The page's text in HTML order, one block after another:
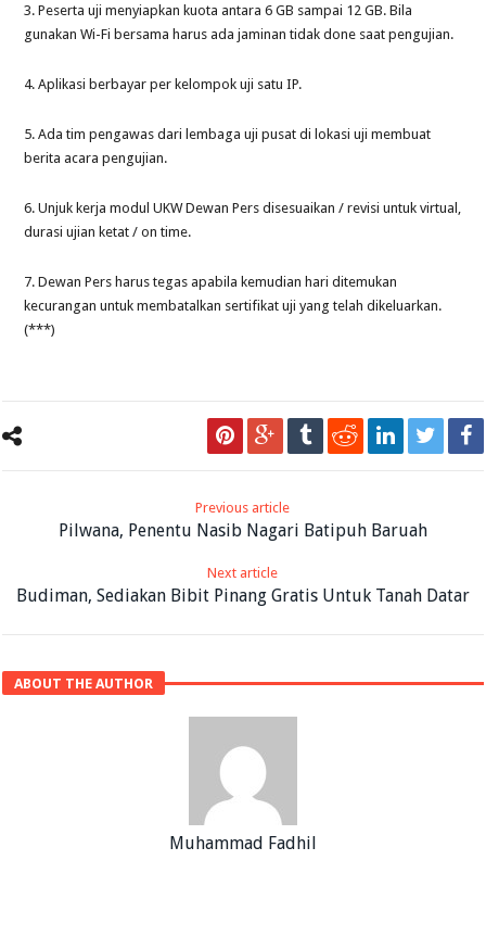
3. Peserta uji menyiapkan kuota antara 6 GB sampai 12 GB. Bila
gunakan Wi-Fi bersama harus ada jaminan tidak done saat pengujian.
4. Aplikasi berbayar per kelompok uji satu IP.
5. Ada tim pengawas dari lembaga uji pusat di lokasi uji membuat
berita acara pengujian.
6. Unjuk kerja modul UKW Dewan Pers disesuaikan / revisi untuk virtual,
durasi ujian ketat / on time.
7. Dewan Pers harus tegas apabila kemudian hari ditemukan
kecurangan untuk membatalkan sertifikat uji yang telah dikeluarkan.
(***)
Previous article
Pilwana, Penentu Nasib Nagari Batipuh Baruah
Next article
Budiman, Sediakan Bibit Pinang Gratis Untuk Tanah Datar
ABOUT THE AUTHOR
Muhammad Fadhil